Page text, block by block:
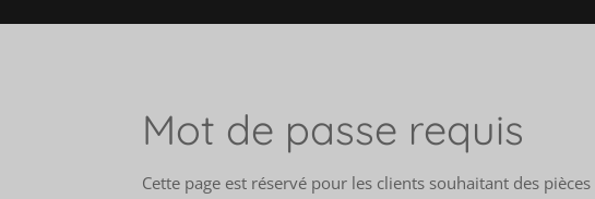
Mot de passe requis
Cette page est réservé pour les clients souhaitant des